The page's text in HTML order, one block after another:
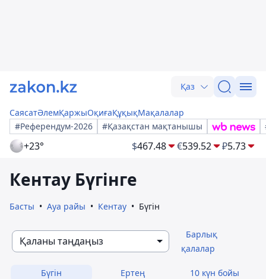
Қаз
СаясатӘлемҚаржыОқиғаҚұқықМақалалар
#Референдум-2026
#Қазақстан мақтанышы
+23° $467.48 €539.52 ₽5.73
Кентау Бүгінге
Басты Ауа райы Кентау Бүгін
Қаланы таңдаңыз
Барлық
қалалар
Бүгін Ертең 10 күн бойы